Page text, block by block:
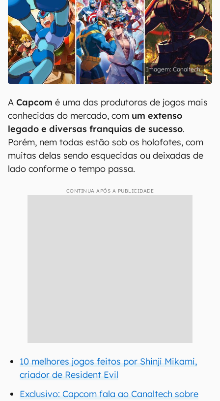
Canaltech
A Capcom é uma das produtoras de jogos mais
conhecidas do mercado, com um extenso
legado e diversas franquias de sucesso.
Porém, nem todas estão sob os holofotes, com
muitas delas sendo esquecidas ou deixadas de
lado conforme o tempo passa.
CONTINUA APÓS A PUBLICIDADE
10 melhores jogos feitos por Shinji Mikami,
criador de Resident Evil
Exclusivo: Capcom fala ao Canaltech sobre